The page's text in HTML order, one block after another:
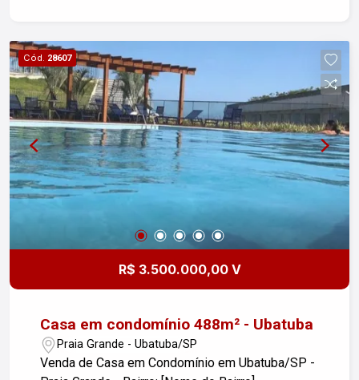
atendendo todas as suas necessidades. -
Cozinha prática, ideal para preparar suas
refeições com conforto. - 1 vaga de garagem
descoberta, proporcionando mais comodidade.
Além disso, o apartamento recebe o sol da
manhã, trazendo luminosidade e calor para o seu
dia a dia. O Reserva Anauá oferece um ambiente
tranquilo e seguro, ideal para quem busca
qualidade de vida. Não perca a oportunidade de
adquirir seu novo lar! Entre em contato e agende
uma visita. Venha conhecer de perto tudo que
este apartamento tem a oferecer!
Cód. 28607
R$ 3.500.000,00 V
Casa em condomínio 488m² - Ubatuba
Praia Grande - Ubatuba/SP
Venda de Casa em Condomínio em Ubatuba/SP -